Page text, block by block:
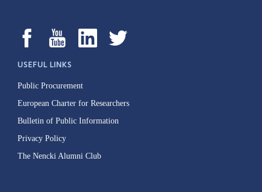
USEFUL LINKS
Public Procurement
European Charter for Researchers
Bulletin of Public Information
Privacy Policy
The Nencki Alumni Club